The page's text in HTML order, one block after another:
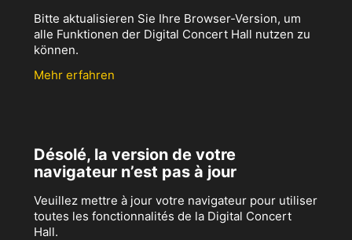
Bitte aktualisieren Sie Ihre Browser-Version, um
alle Funktionen der Digital Concert Hall nutzen zu
können.
Mehr erfahren
Désolé, la version de votre
navigateur n’est pas à jour
Veuillez mettre à jour votre navigateur pour utiliser
toutes les fonctionnalités de la Digital Concert
Hall.